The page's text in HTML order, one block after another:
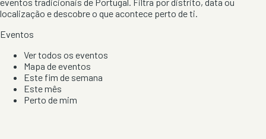
eventos tradicionais de Portugal. Filtra por distrito, data ou
localização e descobre o que acontece perto de ti.
Eventos
Ver todos os eventos
Mapa de eventos
Este fim de semana
Este mês
Perto de mim